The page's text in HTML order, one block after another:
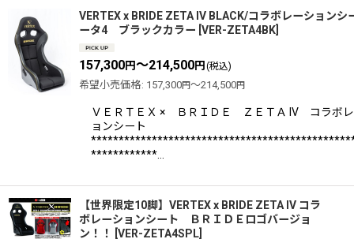
VERTEX x BRIDE ZETA IV BLACK/コラボレーションシ
ータ4 ブラックカラー VER-ZETA4BK
157,300円～214,500円 (税込)
希望小売価格: 157,300円～214,500円
ＶＥＲＴＥＸ × ＢＲＩＤＥ ＺＥＴＡ IV コラボ
ョンシート
************…
【世界限定10脚】VERTEX x BRIDE ZETA IV コラ
ボレーションシート ＢＲＩＤＥロゴバージョ
ン！！
VER-ZETA4SPL